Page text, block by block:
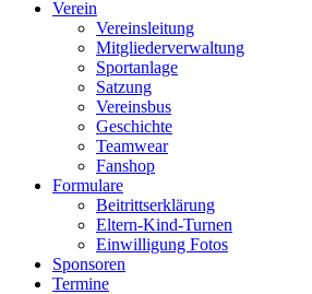
Verein
Vereinsleitung
Mitgliederverwaltung
Sportanlage
Satzung
Vereinsbus
Geschichte
Teamwear
Fanshop
Formulare
Beitrittserklärung
Eltern-Kind-Turnen
Einwilligung Fotos
Sponsoren
Termine